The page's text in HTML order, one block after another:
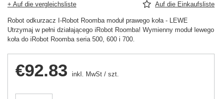
+ Auf die vergleichsliste Auf die Einkaufsliste
Robot odkurzacz I-Robot Roomba moduł prawego koła - LEWE
Utrzymaj w pełni działającego iRobot Roomba! Wymienny moduł lewego
koła do iRobot Roomba seria 500, 600 i 700.
€92.83 inkl. MwSt / szt.